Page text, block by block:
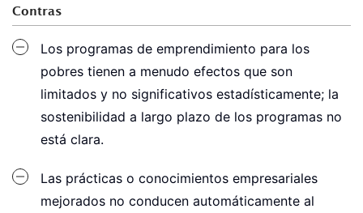
Contras
Los programas de emprendimiento para los
pobres tienen a menudo efectos que son
limitados y no significativos estadísticamente; la
sostenibilidad a largo plazo de los programas no
está clara.
Las prácticas o conocimientos empresariales
mejorados no conducen automáticamente al